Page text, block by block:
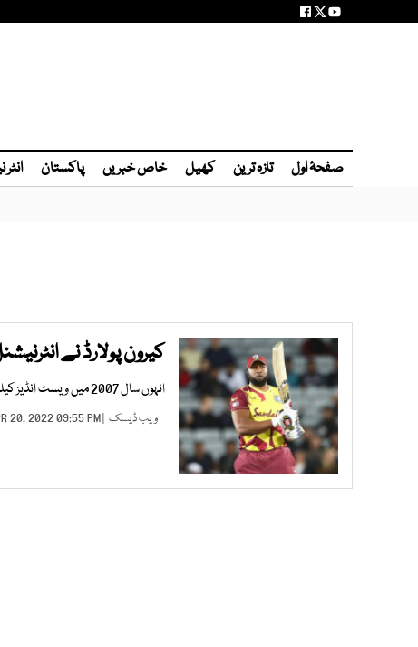
صفحۂ اول تازہ ترین کھیل خاص خبریں پاکستان
کیرون پولارڈ نے
انہوں سال 2007 میں ویسٹ انڈیز کیلئے ڈیبیو کیا تھا
ویب ڈیسک | APR 20, 2022 09:55 PM |